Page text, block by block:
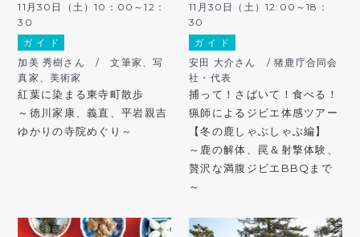
11月30日（土）10：00～12：
30
ガ イ ド
加美 秀樹さん / 文筆家、写
真家、美術家
紅葉に染まる東寺町散歩
～徳川家康、義直、平岩親吉
ゆかりの寺院めぐり～
11月30日（土）12:00～18：
30
ガ イ ド
安田 大介さん / 猪鹿庁合同会
社・代表
捕って！さばいて！食べる！
猟師によるジビエ体感ツアー
【冬の鹿しゃぶしゃぶ編】
～鹿の解体、罠＆射撃体験、
贅沢な満腹ジビエBBQまで
～